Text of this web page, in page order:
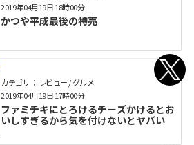
かつや平成最後の特売
2019年04月19日 18時00分
カテゴリ： レビュー / グルメ
ファミチキにとろけるチーズかけるとお
いしすぎるから気を付けないとヤバい
2019年04月19日 17時00分